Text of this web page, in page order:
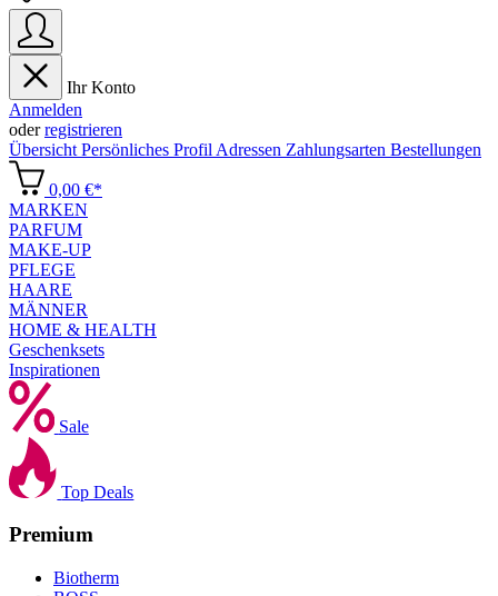
Ihr Konto
Anmelden
oderregistrieren
Übersicht Persönliches Profil Adressen Zahlungsarten Bestellungen
0,00 €*
MARKEN
PARFUM
MAKE-UP
PFLEGE
HAARE
MÄNNER
HOME & HEALTH
Geschenksets
Inspirationen
Sale
Top Deals
Premium
Biotherm